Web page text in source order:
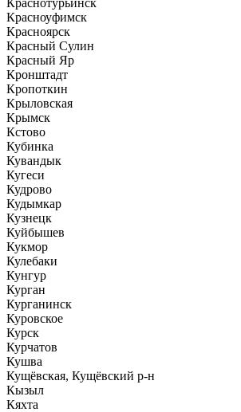
Красноуфимск
Красноярск
Красный Сулин
Красный Яр
Кронштадт
Кропоткин
Крыловская
Крымск
Кстово
Кубинка
Кувандык
Кугеси
Кудрово
Кудымкар
Кузнецк
Куйбышев
Кукмор
Кулебаки
Кунгур
Курган
Курганинск
Куровское
Курск
Курчатов
Кушва
Кущёвская, Кущёвский р-н
Кызыл
Кяхта